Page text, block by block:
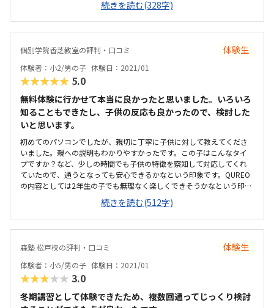
中しやすい環境だと思います。ずっと通わせやすい料金体制だと思い
ます。他の塾も体験考えました、行かずすぐこちらで決めました。子
供はずっとやりたいと言っていた事で体験してより早く行きたいと思
るところを見れたので良かったです
続きを読む(328字)
個別学院香芝教室の評判・口コミ 体験生
体験者：小2/男の子 体験日：2021/01
★★★★★ 5.0
無料体験に行かせて本当に良かったと思いました。いろいろ
知ることもできたし、子供の反応も良かったので、検討した
いと思います。
初めてのパソコンでしたが、親切に丁寧に子供に対して教えてくださ
いました。親への説明もわかりやすかったです。この子はこんなタイ
プですか？など、少しの時間でも子供の特徴を察知して対応してくれ
ていたので、通うとなっても安心できるかなという印象です。QUREO
の内容としては2年生の子でも無理なく楽しくできそうかなという印象
でした。読解力、理解力、集中力も必要だし、パソコンの操作方法の
習得にもなるので、親としてはやらせてみたいと思う内容でした。二
上駅前で、駐車場もありました。ロータリーも広いので、送り迎えの
時に、乗り降りさせやすいのは助かると思います。少し狭いかな？と
組める環境でした。予算内でおさまりそうですし、安くもないです
が、高くもなく、このくらいはかかるかなと思います。子供がロボッ
トに興味がある話をしたら、提案もしてくれて、QUREO以外でもこん
なカリキュラムがあるなど、説明してくれました。今後の参考になり
助かりました。子供もはじめてのプログラミング、すごいたのしかっ
続きを読む(512字)
森塾 松戸校の評判・口コミ 体験生
体験者：小5/男の子 体験日：2021/01
★★★★★ 3.0
冬期講習として体験できたため、複数回通ってじっくり検討